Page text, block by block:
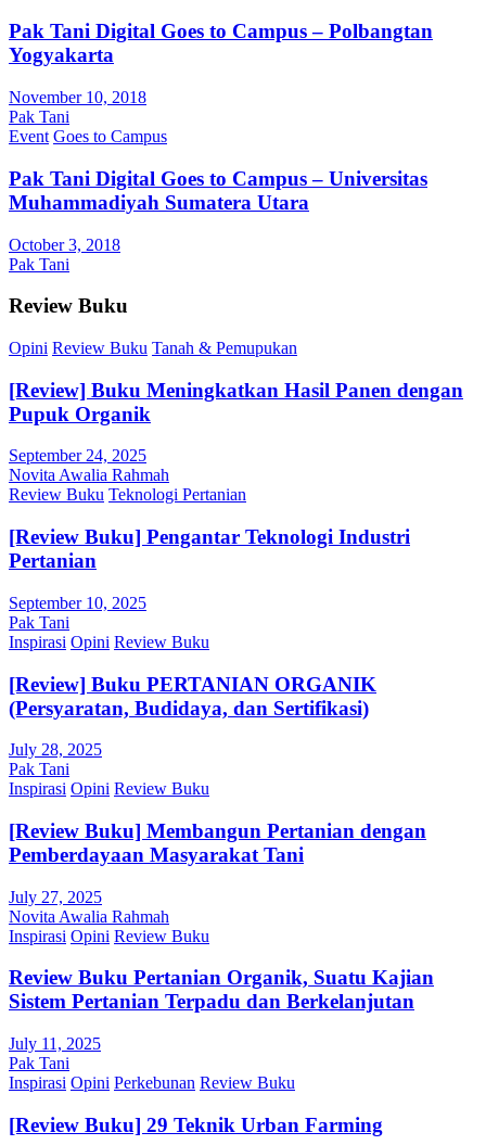
Pak Tani Digital Goes to Campus – Polbangtan
Yogyakarta
November 10, 2018
Pak Tani
Event Goes to Campus
Pak Tani Digital Goes to Campus – Universitas
Muhammadiyah Sumatera Utara
October 3, 2018
Pak Tani
Review Buku
Opini Review Buku Tanah & Pemupukan
[Review] Buku Meningkatkan Hasil Panen dengan
Pupuk Organik
September 24, 2025
Novita Awalia Rahmah
Review Buku Teknologi Pertanian
[Review Buku] Pengantar Teknologi Industri
Pertanian
September 10, 2025
Pak Tani
Inspirasi Opini Review Buku
[Review] Buku PERTANIAN ORGANIK
(Persyaratan, Budidaya, dan Sertifikasi)
July 28, 2025
Pak Tani
Inspirasi Opini Review Buku
[Review Buku] Membangun Pertanian dengan
Pemberdayaan Masyarakat Tani
July 27, 2025
Novita Awalia Rahmah
Inspirasi Opini Review Buku
Review Buku Pertanian Organik, Suatu Kajian
Sistem Pertanian Terpadu dan Berkelanjutan
July 11, 2025
Pak Tani
Inspirasi Opini Perkebunan Review Buku
[Review Buku] 29 Teknik Urban Farming